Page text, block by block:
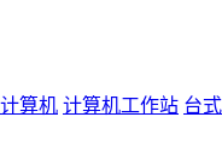
算机 计算机工作站 台